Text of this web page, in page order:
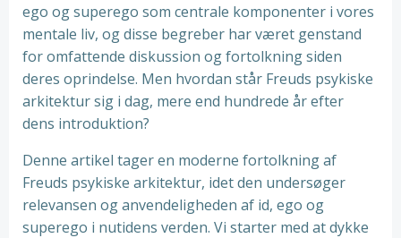
ego og superego som centrale komponenter i vores
mentale liv, og disse begreber har været genstand
for omfattende diskussion og fortolkning siden
deres oprindelse. Men hvordan står Freuds psykiske
arkitektur sig i dag, mere end hundrede år efter
dens introduktion?
Denne artikel tager en moderne fortolkning af
Freuds psykiske arkitektur, idet den undersøger
relevansen og anvendeligheden af id, ego og
superego i nutidens verden. Vi starter med at dykke